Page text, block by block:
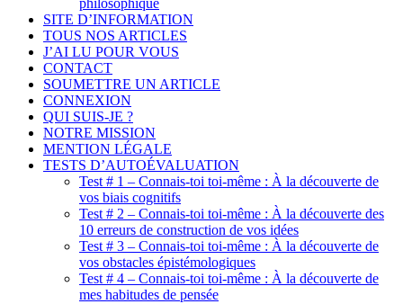
philosophique
SITE D’INFORMATION
TOUS NOS ARTICLES
J’AI LU POUR VOUS
CONTACT
SOUMETTRE UN ARTICLE
CONNEXION
QUI SUIS-JE ?
NOTRE MISSION
MENTION LÉGALE
TESTS D’AUTOÉVALUATION
Test # 1 – Connais-toi toi-même : À la découverte de
vos biais cognitifs
Test # 2 – Connais-toi toi-même : À la découverte des
10 erreurs de construction de vos idées
Test # 3 – Connais-toi toi-même : À la découverte de
vos obstacles épistémologiques
Test # 4 – Connais-toi toi-même : À la découverte de
mes habitudes de pensée